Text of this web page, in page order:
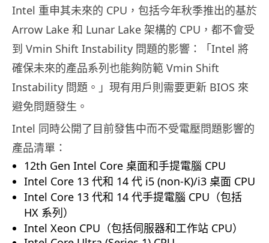
Intel 重申其未來的 CPU，包括今年秋季推出的基於
Arrow Lake 和 Lunar Lake 架構的 CPU，都不會受
到 Vmin Shift Instability 問題的影響：「Intel 將
確保未來的產品系列也能夠防範 Vmin Shift
Instability 問題。」現有用戶則需要更新 BIOS 來
避免問題發生。
Intel 同時公開了目前發售中而不受電壓問題影響的
產品清單：
12th Gen Intel Core 桌面和手提電腦 CPU
Intel Core 13 代和 14 代 i5 (non-K)/i3 桌面 CPU
Intel Core 13 代和 14 代手提電腦 CPU（包括
HX 系列）
Intel Xeon CPU（包括伺服器和工作站 CPU）